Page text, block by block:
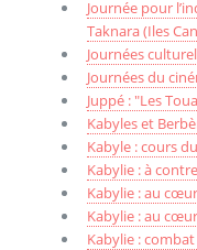
Journée pour
Taknara (Iles
Journées
Journées du
Juppé : "Les
Kabyles et
Kabyle : cours
Kabylie : à
Kabylie : au
Kabylie : au
Kabylie : combat